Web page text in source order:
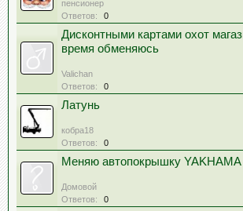
пенсионер
Ответов:
0
Дисконтными картами охот
время обменяюсь
Valichan
Ответов:
0
Латунь
кобра18
Ответов:
0
Меняю автопокрышку YAKHAMA
Домовой
Ответов:
0